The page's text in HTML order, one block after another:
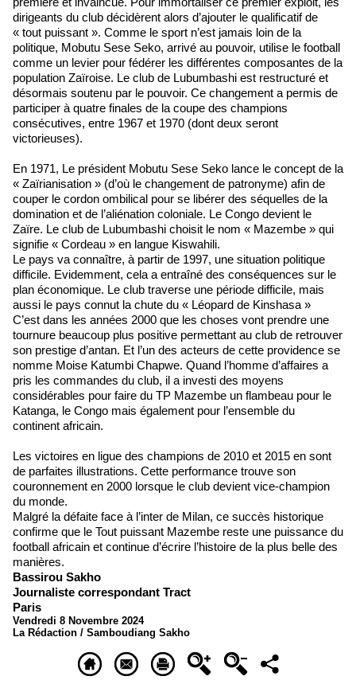
dirigeants du club décidèrent alors d’ajouter le qualificatif de
« tout puissant ». Comme le sport n’est jamais loin de la
politique, Mobutu Sese Seko, arrivé au pouvoir, utilise le football
comme un levier pour fédérer les différentes composantes de la
population Zaïroise. Le club de Lubumbashi est restructuré et
désormais soutenu par le pouvoir. Ce changement a permis de
participer à quatre finales de la coupe des champions
consécutives, entre 1967 et 1970 (dont deux seront
victorieuses).
En 1971, Le président Mobutu Sese Seko lance le concept de la
« Zaïrianisation » (d’où le changement de patronyme) afin de
couper le cordon ombilical pour se libérer des séquelles de la
domination et de l’aliénation coloniale. Le Congo devient le
Zaïre. Le club de Lubumbashi choisit le nom « Mazembe » qui
signifie « Cordeau » en langue Kiswahili.
Le pays va connaître, à partir de 1997, une situation politique
difficile. Evidemment, cela a entraîné des conséquences sur le
plan économique. Le club traverse une période difficile, mais
aussi le pays connut la chute du « Léopard de Kinshasa »
C’est dans les années 2000 que les choses vont prendre une
tournure beaucoup plus positive permettant au club de retrouver
son prestige d’antan. Et l’un des acteurs de cette providence se
nomme Moise Katumbi Chapwe. Quand l’homme d’affaires a
pris les commandes du club, il a investi des moyens
considérables pour faire du TP Mazembe un flambeau pour le
Katanga, le Congo mais également pour l’ensemble du
continent africain.
Les victoires en ligue des champions de 2010 et 2015 en sont
de parfaites illustrations. Cette performance trouve son
couronnement en 2000 lorsque le club devient vice-champion
du monde.
Malgré la défaite face à l’inter de Milan, ce succès historique
confirme que le Tout puissant Mazembe reste une puissance du
football africain et continue d’écrire l’histoire de la plus belle des
manières.
Bassirou Sakho
Journaliste correspondant Tract
Paris
Vendredi 8 Novembre 2024
La Rédaction / Samboudiang Sakho